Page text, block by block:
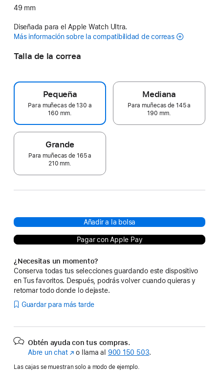
49 mm
Diseñada para el Apple Watch Ultra.
Más información sobre la compatibilidad de correas
Talla de la correa
Pequeña
Para muñecas de 130 a
160 mm.
Mediana
Para muñecas de 145 a
190 mm.
Grande
Para muñecas de 165 a
210 mm.
Añadir a la bolsa
Pagar con Apple Pay
¿Necesitas un momento?
Conserva todas tus selecciones guardando este dispositivo
en Tus favoritos. Después, podrás volver cuando quieras y
retomar todo donde lo dejaste.
Guardar para más tarde
Obtén ayuda con tus compras.
Abre un chat(Se
abre
o llama al 900 150 503.
Las cajas se muestran solo a modo de ejemplo.